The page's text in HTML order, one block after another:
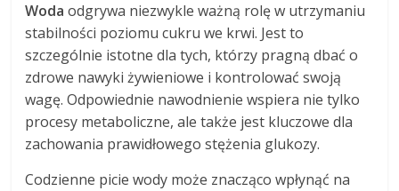
Woda odgrywa niezwykle ważną rolę w utrzymaniu
stabilności poziomu cukru we krwi. Jest to
szczególnie istotne dla tych, którzy pragną dbać o
zdrowe nawyki żywieniowe i kontrolować swoją
wagę. Odpowiednie nawodnienie wspiera nie tylko
procesy metaboliczne, ale także jest kluczowe dla
zachowania prawidłowego stężenia glukozy.
Codzienne picie wody może znacząco wpłynąć na